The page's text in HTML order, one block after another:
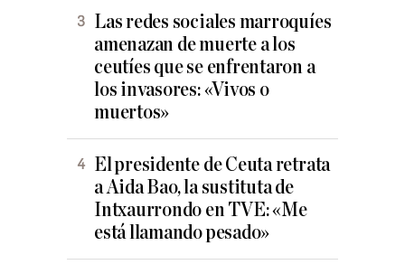
Las redes sociales marroquíes
amenazan de muerte a los
ceutíes que se enfrentaron a
los invasores: «Vivos o
muertos»
El presidente de Ceuta retrata
a Aida Bao, la sustituta de
Intxaurrondo en TVE: «Me
está llamando pesado»